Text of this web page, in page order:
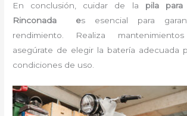
En conclusión, cuidar de la pila
Rinconada es esencial para
rendimiento. Realiza
asegúrate de elegir la batería adecuada
condiciones de uso.